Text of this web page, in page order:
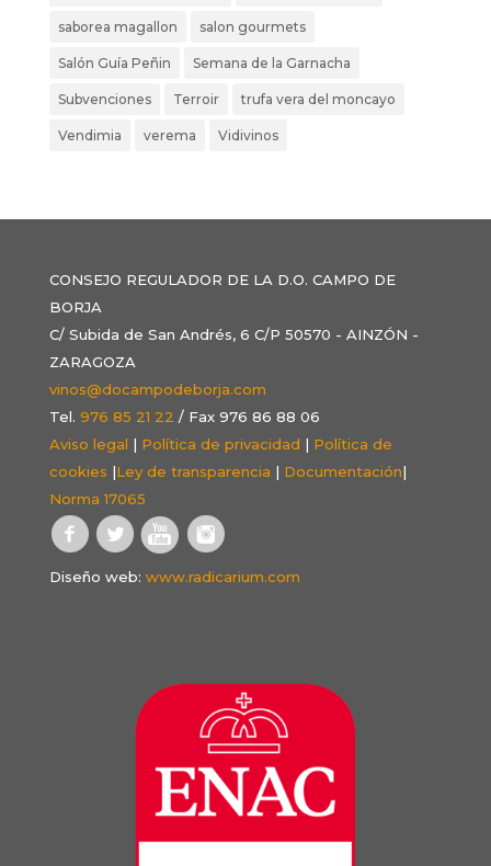
saborea magallon salon gourmets
Salón Guía Peñin Semana de la Garnacha
Subvenciones Terroir trufa vera del moncayo
Vendimia verema Vidivinos
CONSEJO REGULADOR DE LA D.O. CAMPO DE
BORJA
C/ Subida de San Andrés, 6 C/P 50570 - AINZÓN -
ZARAGOZA
vinos@docampodeborja.com
Tel. 976 85 21 22 / Fax 976 86 88 06
Aviso legal | Política de privacidad | Política de
cookies |Ley de transparencia | Documentación|
Norma 17065
Diseño web: www.radicarium.com